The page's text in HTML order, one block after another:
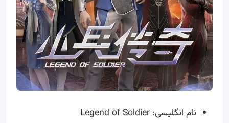
نام انگلیسی: Legend of Soldier